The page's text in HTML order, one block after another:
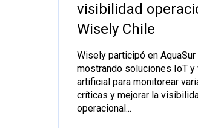
visibilidad
Wisely Chile
Wisely participó en AquaSur
mostrando soluciones IoT y
artificial para monitorear
críticas y mejorar la
operacional...